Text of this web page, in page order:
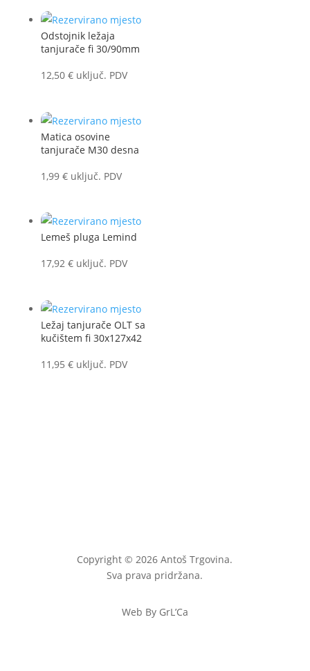
Odstojnik ležaja
tanjurače fi 30/90mm
12,50 € uključ. PDV
Matica osovine
tanjurače M30 desna
1,99 € uključ. PDV
Lemeš pluga Lemind
17,92 € uključ. PDV
Ležaj tanjurače OLT sa
kučištem fi 30x127x42
11,95 € uključ. PDV
Copyright © 2026 Antoš Trgovina.
Sva prava pridržana.
Web By GrL’Ca